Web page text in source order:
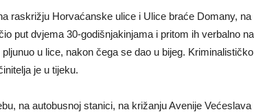
raskrižju Horvaćanske ulice i Ulice braće Domany, na
put dvjema 30-godišnjakinjama i pritom ih verbalno
u lice, nakon čega se dao u bijeg.
je u tijeku.
na autobusnoj stanici, na križanju Avenije